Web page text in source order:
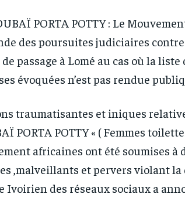
PORTA POTTY : Le
des poursuites judiciaires
passage à Lomé au cas où la liste
évoquées n’est pas rendue
traumatisantes et iniques
PORTA POTTY « ( Femmes
africaines ont été soumises à
,malveillants et pervers violant
Ivoirien des réseaux sociaux a